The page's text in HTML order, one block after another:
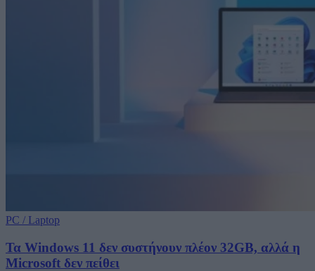
PC / Laptop
Τα Windows 11 δεν συστήνουν πλέον 32GB, αλλά η
Microsoft δεν πείθει